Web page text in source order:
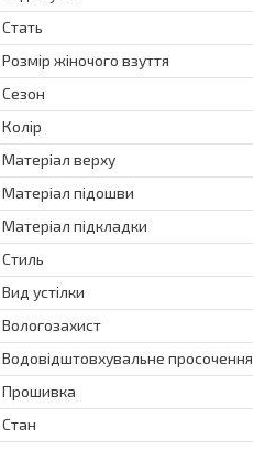
Стать
Розмір жіночого взуття
Сезон
Колір
Матеріал верху
Матеріал підошви
Матеріал підкладки
Стиль
Вид устілки
Вологозахист
Водовідштовхувальне просочення
Прошивка
Стан